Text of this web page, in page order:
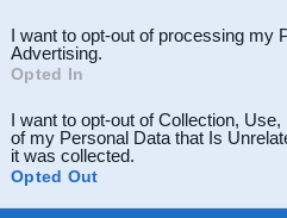
I want to opt-out of processing my
Advertising.
Opted In
I want to opt-out of Collection,
of my Personal Data that Is
it was collected.
Opted Out